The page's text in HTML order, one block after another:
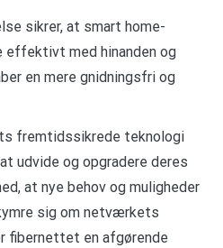
sikrer, at smart home-
effektivt med hinanden og
en mere gnidningsfri og
fremtidssikrede teknologi
udvide og opgradere deres
at nye behov og muligheder
sig om netværkets
fibernettet en afgørende